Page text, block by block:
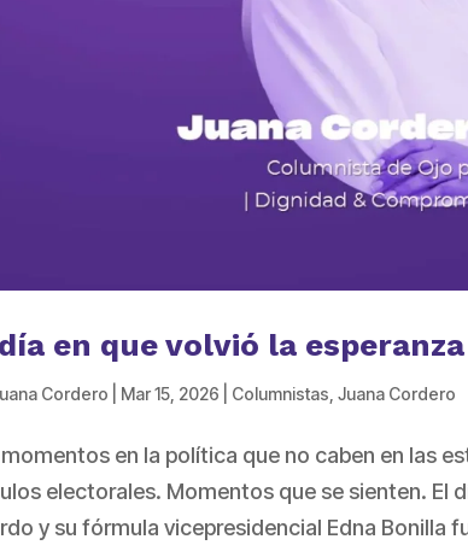
en que volvió la esperanza
Cordero Mar 15, 2026 Columnistas ,Juana Cordero
momentos en la política que no caben en las
electorales. Momentos que se sienten. El
y su fórmula vicepresidencial Edna Bonilla